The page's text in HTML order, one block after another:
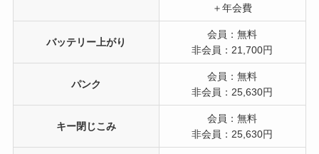
＋年会費
バッテリー上がり
会員：無料
非会員：21,700円
パンク
会員：無料
非会員：25,630円
キー閉じこみ
会員：無料
非会員：25,630円